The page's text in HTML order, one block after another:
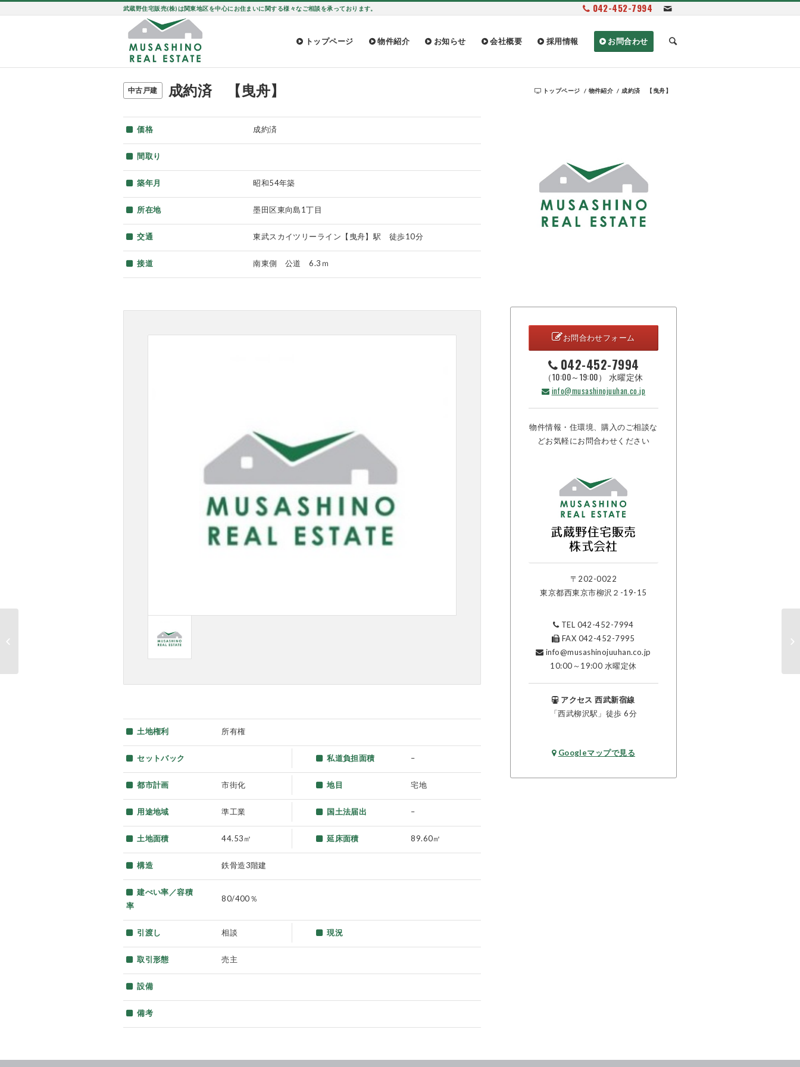
042-452-7994
武蔵野住宅販売(株)は関東地区を中心にお住まいに関する様々なご相談を承っております。
トップページ 物件紹介 お知らせ 会社概要 採用情報 お問合わせ
中古戸建 成約済 【曳舟】 トップページ / 物件紹介 / 成約済 【曳舟】
価格 成約済
間取り
築年月 昭和54年築
所在地 墨田区東向島1丁目
交通 東武スカイツリーライン【曳舟】駅 徒歩10分
接道 南東側 公道 6.3ｍ
土地権利 所有権
セットバック 私道負担面積 –
都市計画 市街化 地目 宅地
用途地域 準工業 国土法届出 –
土地面積 44.53㎡ 延床面積 89.60㎡
構造 鉄骨造3階建
建ぺい率／容積
率
80/400％
引渡し 相談 現況
取引形態 売主
設備
備考
お問合わせフォーム
042-452-7994
（10:00～19:00） 水曜定休
info@musashinojuuhan.co.jp
物件情報・住環境、購入のご相談な
どお気軽にお問合わせください
武蔵野住宅販売
株式会社
〒202-0022
東京都西東京市柳沢２-19-15
TEL 042-452-7994
FAX 042-452-7995
info@musashinojuuhan.co.jp
10:00～19:00 水曜定休
アクセス 西武新宿線
「西武柳沢駅」徒歩 6分
Googleマップで見る